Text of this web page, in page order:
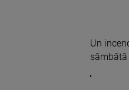
Un
sâmbătă